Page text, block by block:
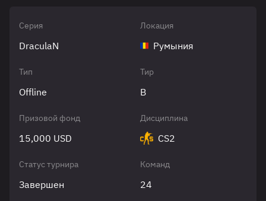
Серия
DraculaN
Локация
Румыния
Тип
Offline
Тир
B
Призовой фонд
15,000 USD
Дисциплина
CS2
Статус турнира
Завершен
Команд
24